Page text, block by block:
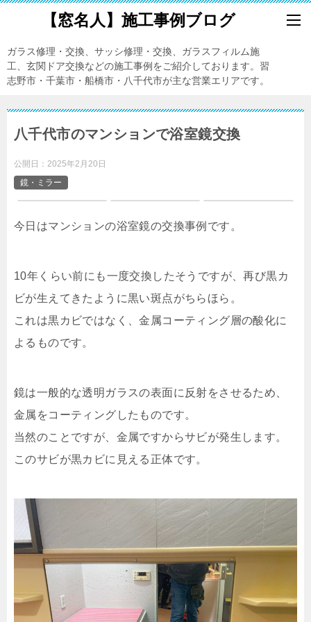
【窓名人】施工事例ブログ
ガラス修理・交換、サッシ修理・交換、ガラスフィルム施
工、玄関ドア交換などの施工事例をご紹介しております。習
志野市・千葉市・船橋市・八千代市が主な営業エリアです。
八千代市のマンションで浴室鏡交換
公開日： 2025年2月20日
鏡・ミラー
今日はマンションの浴室鏡の交換事例です。
10年くらい前にも一度交換したそうですが、再び黒カ
ビが生えてきたように黒い斑点がちらほら。
これは黒カビではなく、金属コーティング層の酸化に
よるものです。
鏡は一般的な透明ガラスの表面に反射をさせるため、
金属をコーティングしたものです。
当然のことですが、金属ですからサビが発生します。
このサビが黒カビに見える正体です。